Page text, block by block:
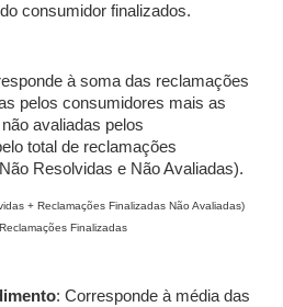
consumidor finalizados.
à soma das reclamações
pelos consumidores mais as
avaliadas pelos
total de reclamações
Resolvidas e Não Avaliadas).
+ Reclamações Finalizadas Não Avaliadas)
Finalizadas
: Corresponde à média das